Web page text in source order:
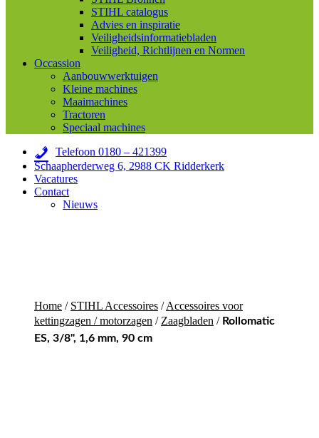
STIHL catalogus
Advies en inspiratie
Veiligheidsinformatiebladen
Veiligheid, Richtlijnen en Normen
Occassion
Aanbouwwerktuigen
Kleine machines
Maaimachines
Tractoren
Speciaal machines
Telefoon 0180 – 421399
Schaapherderweg 6, 2988 CK Ridderkerk
Vacatures
Contact
Nieuws
Home / STIHL Accessoires /Accessoires voor
kettingzagen / motorzagen / Zaagbladen / Rollomatic
ES, 3/8", 1,6 mm, 90 cm